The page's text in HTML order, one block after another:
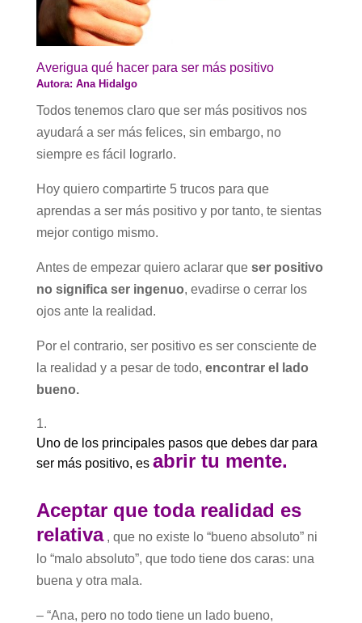
Averigua qué hacer para ser más positivo
Autora: Ana Hidalgo
Todos tenemos claro que ser más positivos nos
ayudará a ser más felices, sin embargo, no
siempre es fácil lograrlo.
Hoy quiero compartirte 5 trucos para que
aprendas a ser más positivo y por tanto, te sientas
mejor contigo mismo.
Antes de empezar quiero aclarar que ser positivo
no significa ser ingenuo, evadirse o cerrar los
ojos ante la realidad.
Por el contrario, ser positivo es ser consciente de
la realidad y a pesar de todo, encontrar el lado
bueno.
Uno de los principales pasos que debes dar para
ser más positivo, es abrir tu mente.
Aceptar que toda realidad es
relativa , que no existe lo “bueno absoluto” ni
lo “malo absoluto”, que todo tiene dos caras: una
buena y otra mala.
– “Ana, pero no todo tiene un lado bueno,